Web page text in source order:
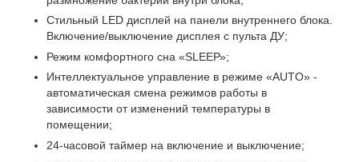
Стильный LED дисплей на панели внутреннего блока.
Включение/выключение дисплея с пульта ДУ;
Режим комфортного сна «SLЕЕР»;
Интеллектуальное управление в режиме «AUTO» -
автоматическая смена режимов работы в
зависимости от изменений температуры в
помещении;
24-часовой таймер на включение и выключение;